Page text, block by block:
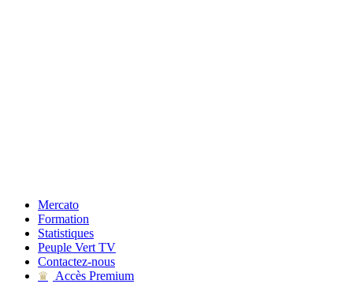
Mercato
Formation
Statistiques
Peuple Vert TV
Contactez-nous
♛
Accès Premium